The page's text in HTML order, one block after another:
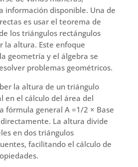
información disponible. Una de
es usar el teorema de
los triángulos rectángulos
la altura. Este enfoque
geometría y el álgebra se
problemas geométricos.
la altura de un triángulo
en el cálculo del área del
fórmula general A =1/2 × Base
La altura divide
en dos triángulos
facilitando el cálculo de